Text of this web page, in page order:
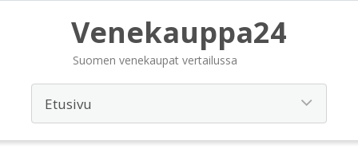
Venekauppa24
Suomen venekaupat vertailussa